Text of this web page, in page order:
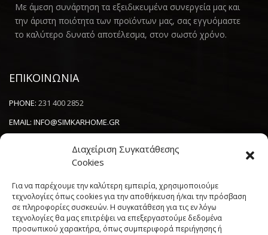
Διαχείριση Συγκατάθεσης
Cookies
Για να παρέχουμε την καλύτερη εμπειρία, χρησιμοποιούμε
τεχνολογίες όπως cookies για την αποθήκευση ή/και την πρόσβαση
σε πληροφορίες συσκευών. Η συγκατάθεση για τις εν λόγω
τεχνολογίες θα μας επιτρέψει να επεξεργαστούμε δεδομένα
προσωπικού χαρακτήρα, όπως συμπεριφορά περιήγησης ή
Με άμεση συνάρτηση τα εξειδικευμένα συνεργεία μας και
την άριστη ποιότητα των προϊόντων μας, σας εγγυόμαστε
το καλύτερο δυνατό αποτέλεσμα, στον σωστό χρόνο.
ΕΠΙΚΟΙΝΩΝΙΑ
PHONE: 231 400 2852
EMAIL: INFO@SIMKARHOME.GR
NEWSLETTER
----------------------